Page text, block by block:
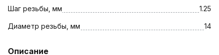
Шаг резьбы, мм 1.25
Диаметр резьбы, мм 14
Описание